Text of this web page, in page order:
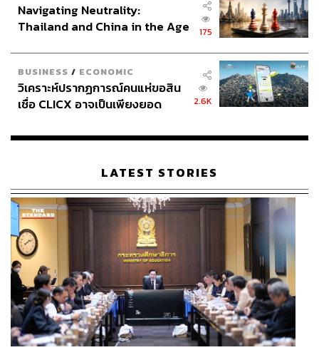
Navigating Neutrality:
Thailand and China in the Age
175
BUSINESS / ECONOMIC
วิเคราะห์ปรากฏการณ์คนแห่ขอสิน
เชื่อ CLICX อาจเป็นเพียงยอด
เรือนไทยที่ถูกซุกไว้
2.6K
LATEST STORIES